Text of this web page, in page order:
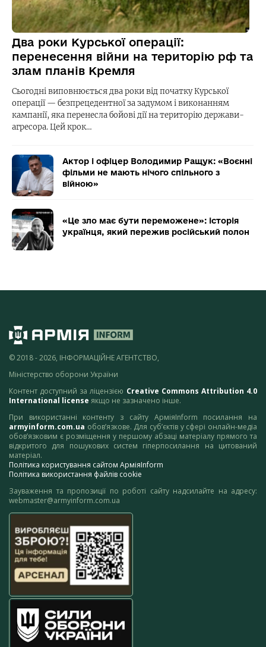
Два роки Курської операції:
перенесення війни на територію рф та
злам планів Кремля
Сьогодні виповнюється два роки від початку Курської
операції — безпрецедентної за задумом і виконанням
кампанії, яка перенесла бойові дії на територію держави-
агресора. Цей крок…
Актор і офіцер Володимир Ращук: «Воєнні
фільми не мають нічого спільного з
війною»
«Це зло має бути переможене»: історія
українця, який пережив російський полон
© 2018 - 2026, ІНФОРМАЦІЙНЕ АГЕНТСТВО,
Міністерство оборони України
Контент доступний за ліцензією Creative Commons Attribution 4.0
International license якщо не зазначено інше.
При використанні контенту з сайту АрміяInform посилання на
armyinform.com.ua обов’язкове. Для суб’єктів у сфері онлайн-медіа
обов’язковим є розміщення у першому абзаці матеріалу прямого та
відкритого для пошукових систем гіперпосилання на цитований
матеріал.
Політика користування сайтом АрміяInform
Політика використання файлів cookie
Зауваження та пропозиції по роботі сайту надсилайте на адресу:
webmaster@armyinform.com.ua